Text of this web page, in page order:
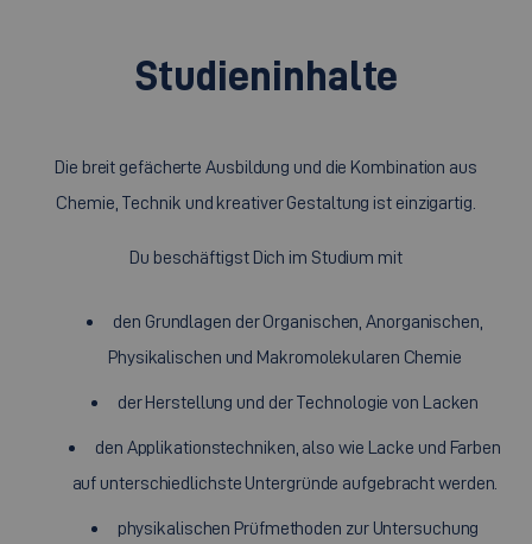
Studieninhalte
Die breit gefächerte Ausbildung und die Kombination aus
Chemie, Technik und kreativer Gestaltung ist einzigartig.
Du beschäftigst Dich im Studium mit
den Grundlagen der Organischen, Anorganischen,
Physikalischen und Makromolekularen Chemie
der Herstellung und der Technologie von Lacken
den Applikationstechniken, also wie Lacke und Farben
auf unterschiedlichste Untergründe aufgebracht werden.
physikalischen Prüfmethoden zur Untersuchung